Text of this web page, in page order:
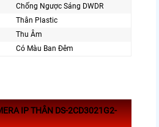
Chống Ngược Sáng DWDR
Thân Plastic
Thu Âm
Có Màu Ban Ðêm
IP THÂN DS-2CD3021G2-